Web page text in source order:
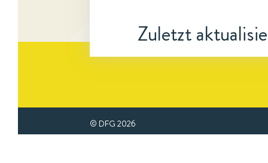
Zuletzt
© DFG 2026